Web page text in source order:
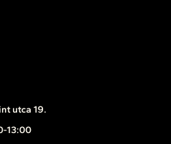
utca 19.
13:00